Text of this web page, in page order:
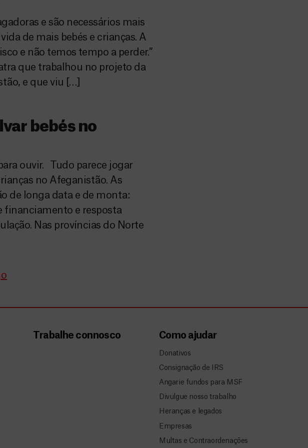
e são necessários mais
de mais bebés e crianças. A
e não temos tempo a perder.”
que trabalhou no projeto da
e que viu […]
bebés no
ouvir. Tudo parece jogar
no Afeganistão. As
de longa data e de monta:
financiamento e resposta
Nas províncias do Norte
Trabalhe connosco Como ajudar
Donativos
Consignação de IRS
Angarie fundos para MSF
Divulgue nosso trabalho
Heranças e legados
Empresas
Multas e Contraordenações